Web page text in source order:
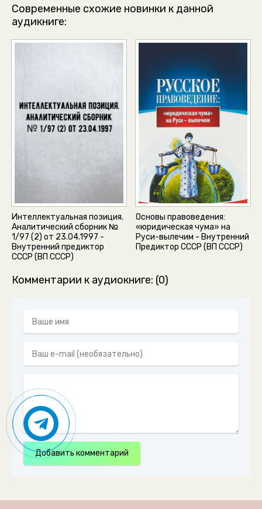
Современные схожие новинки к данной
аудикниге:
Интеллектуальная позиция.
Аналитический сборник №
1/97 (2) от 23.04.1997 -
Внутренний предиктор
СССР (ВП СССР)
Основы правоведения:
«юридическая чума» на
Руси-вылечим - Внутренний
Предиктор СССР (ВП СССР)
Комментарии к аудиокниге: (0)
Добавить комментарий